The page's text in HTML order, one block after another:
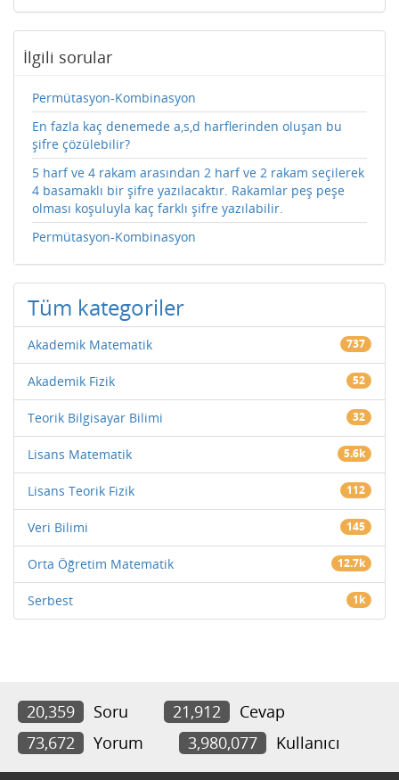
İlgili sorular
Permütasyon-Kombinasyon
En fazla kaç denemede a,s,d harflerinden oluşan bu
şifre çözülebilir?
5 harf ve 4 rakam arasından 2 harf ve 2 rakam seçilerek
4 basamaklı bir şifre yazılacaktır. Rakamlar peş peşe
olması koşuluyla kaç farklı şifre yazılabilir.
Permütasyon-Kombinasyon
Tüm kategoriler
Akademik Matematik 737
Akademik Fizik 52
Teorik Bilgisayar Bilimi 32
Lisans Matematik 5.6k
Lisans Teorik Fizik 112
Veri Bilimi 145
Orta Öğretim Matematik 12.7k
Serbest 1k
20,359 Soru 21,912
Cevap
73,672
Yorum 3,980,077 Kullanıcı